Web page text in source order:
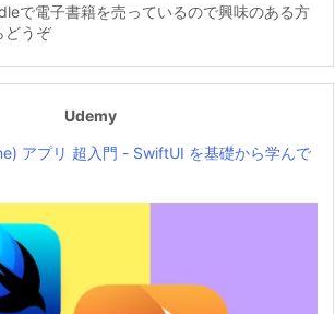
で電子書籍を売っているので興味のある方
どうぞ
Udemy
アプリ 超入門 - SwiftUI を基礎から学んで